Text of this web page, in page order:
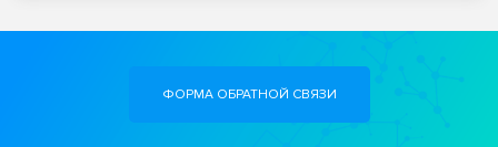
ФОРМА ОБРАТНОЙ СВЯЗИ